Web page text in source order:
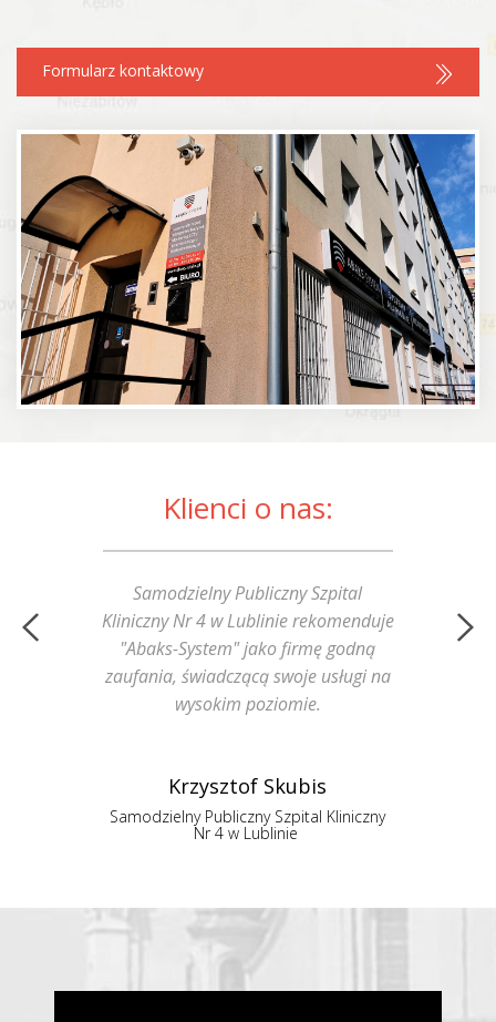
Formularz kontaktowy
Klienci o nas:
Samodzielny Publiczny Szpital
Kliniczny Nr 4 w Lublinie rekomenduje
"Abaks-System" jako firmę godną
zaufania, świadczącą swoje usługi na
wysokim poziomie.
Krzysztof Skubis
Samodzielny Publiczny Szpital Kliniczny
Nr 4 w Lublinie